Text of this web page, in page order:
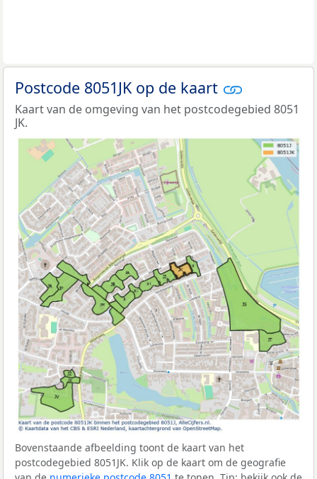
Postcode 8051JK op de kaart
Kaart van de omgeving van het postcodegebied 8051
JK.
Bovenstaande afbeelding toont de kaart van het
postcodegebied 8051JK. Klik op de kaart om de geografie